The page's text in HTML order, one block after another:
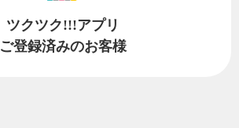
ツクツク!!!アプリ
ご登録済みのお客様